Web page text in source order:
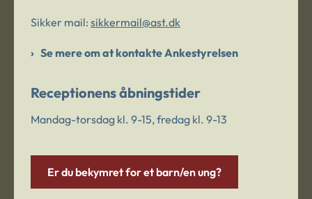
Sikker mail: sikkermail@ast.dk
Se mere om at kontakte Ankestyrelsen
Receptionens åbningstider
Mandag-torsdag kl. 9-15, fredag kl. 9-13
Er du bekymret for et barn/en ung?